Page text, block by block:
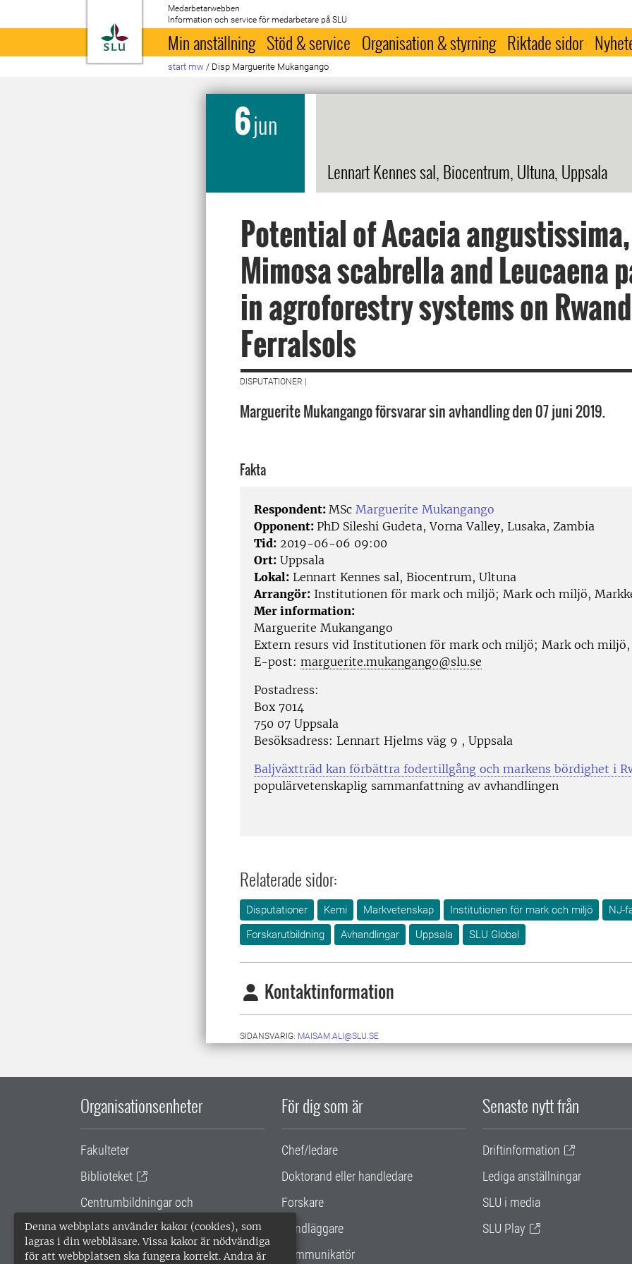
Denna webbplats använder kakor (cookies), som
lagras i din webbläsare. Vissa kakor är nödvändiga
för att webbplatsen ska fungera korrekt. Andra är
Till startsida
Medarbetarwebben
Information och service för medarbetare på SLU
Min anställning Stöd & service Organisation & styrning Riktade sidor
start mw / Disp Marguerite Mukangango
6jun
Lennart Kennes sal, Biocentrum, Ultuna, Uppsala
Potential of Acacia angustissima,
Mimosa scabrella and Leucaena
in agroforestry systems on
Ferralsols
DISPUTATIONER |
Marguerite Mukangango försvarar sin avhandling den 07 juni 2019.
Fakta
Respondent: MSc Marguerite Mukangango
Opponent: PhD Sileshi Gudeta, Vorna Valley, Lusaka, Zambia
Tid: 2019-06-06 09:00
Ort: Uppsala
Lokal: Lennart Kennes sal, Biocentrum, Ultuna
Arrangör: Institutionen för mark och miljö; Mark och miljö,
Mer information:
Marguerite Mukangango
Extern resurs vid Institutionen för mark och miljö; Mark och
E-post: marguerite.mukangango@slu.se
Postadress:
Box 7014
750 07 Uppsala
Besöksadress: Lennart Hjelms väg 9 , Uppsala
Baljväxtträd kan förbättra fodertillgång och markens bördighet i
populärvetenskaplig sammanfattning av
Relaterade sidor:
Disputationer Kemi Markvetenskap Institutionen för mark och miljö
NJ-
Forskarutbildning
Avhandlingar Uppsala SLU Global
Kontaktinformation
SIDANSVARIG: MAISAM.ALI@SLU.SE
Organisationsenheter
Fakulteter
Biblioteket
Centrumbildningar och
samarbetsprojekt
Gemensamma verksamhetsstödet
För dig som är
Chef/ledare
Doktorand eller handledare
Forskare
Handläggare
Kommunikatör
Senaste nytt från
Driftinformation
Lediga anställningar
SLU i media
SLU Play